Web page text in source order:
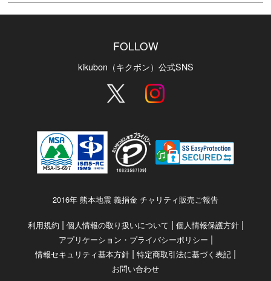
FOLLOW
kikubon（キクボン）公式SNS
2016年 熊本地震 義捐金 チャリティ販売ご報告
利用規約 | 個人情報の取り扱いについて | 個人情報保護方針|
アプリケーション・プライバシーポリシー |
情報セキュリティ基本方針 | 特定商取引法に基づく表記 |
お問い合わせ